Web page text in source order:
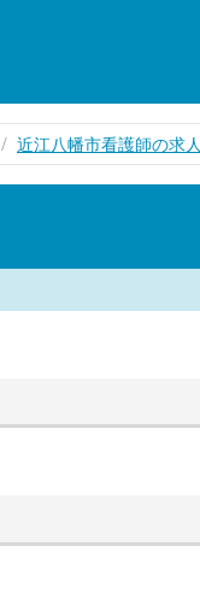
近江八幡市看護師の求人